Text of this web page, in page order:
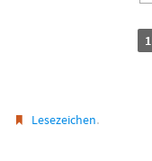
1
Lesezeichen.